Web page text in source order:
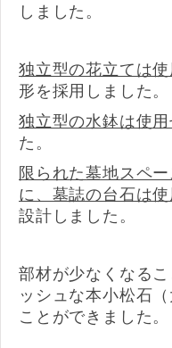
しました。
独立型の花立ては
形を採用しました。
独立型の水鉢は使
た。
限られた墓地スペ
に、墓誌の台石は
設計しました。
部材が少なくなる
ッシュな本小松石
ことができました。